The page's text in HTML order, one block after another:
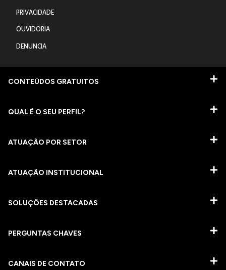
PRIVACIDADE
OUVIDORIA
DENUNCIA
CONTEÚDOS GRATUITOS
QUAL É O SEU PERFIL?
ATUAÇÃO POR SETOR
ATUAÇÃO INSTITUCIONAL
SOLUÇÕES DESTACADAS
PERGUNTAS CHAVES​
CANAIS DE CONTATO